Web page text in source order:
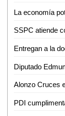
SSPC atiende